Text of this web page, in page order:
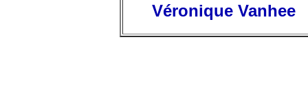
Véronique Vanhee